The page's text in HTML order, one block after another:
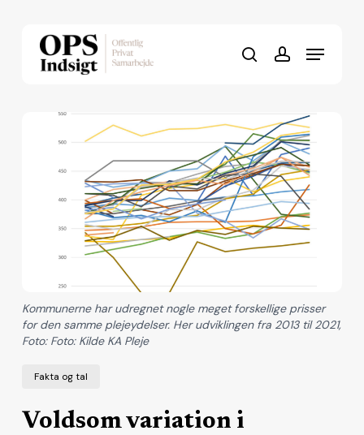
searchaccount
Menu
Fakta og tal
Voldsom variation i
Kommunerne har udregnet nogle meget forskellige prisser
for den samme plejeydelser. Her udviklingen fra 2013 til 2021,
Foto: Foto: Kilde KA Pleje
Close